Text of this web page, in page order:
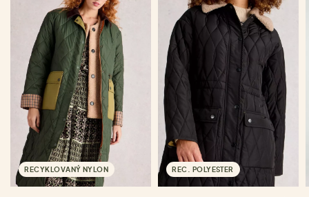
RECYKLOVANÝ NYLON REC. POLYESTER